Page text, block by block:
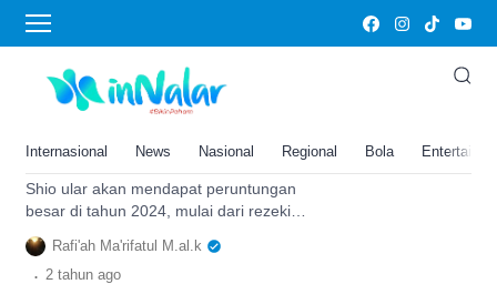
Internasional News Nasional Regional Bola
feng shui
Karir Sukses Melebihi
Keinginan, Shio Ular Bakal
Lakukan Hal Ini
Shio ular akan mendapat peruntungan
besar di tahun 2024, mulai dari rezeki
yang lancar dan keungan stabil jika
melakukan hal ini.
Rafi'ah Ma'rifatul M.al.k
. 2 tahun ago